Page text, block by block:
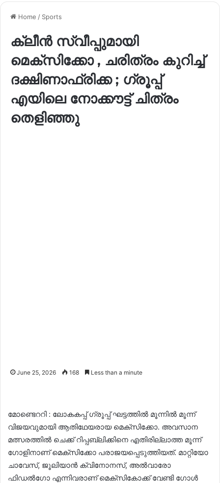
Home / Sports
ക്ലീൻ സ്വീപ്പുമായി
മെക്സിക്കോ , ചരിത്രം കുറിച്ച്
ദക്ഷിണാഫ്രിക്ക ; ഗ്രൂപ്പ്
എയിലെ നോക്കൗട്ട് ചിത്രം
തെളിഞ്ഞു
June 25, 2026 168 Less than a minute
മോണ്ടെററി : ലോകകപ്പ് ഗ്രൂപ്പ് ഘട്ടത്തിൽ മൂന്നിൽ മൂന്ന്
വിജയവുമായി ആതിഥേയരായ മെക്സിക്കോ. അവസാന
മത്സരത്തിൽ ചെക്ക് റിപ്പബ്ലിക്കിനെ എതിരില്ലാത്ത മൂന്ന്
ഗോളിനാണ് മെക്സിക്കോ പരാജയപ്പെടുത്തിയത്. മാറ്റിയോ
ചാവേസ്, ജൂലിയാൻ ക്വിനോനസ്, അൽവാരോ
ഫിഡൽഗോ എന്നിവരാണ് മെക്സികോക്ക് വേണ്ടി ഗോൾ